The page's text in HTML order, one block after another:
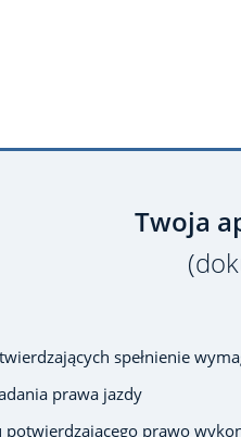
Twoja
spełnienie
prawa jazdy
prawo